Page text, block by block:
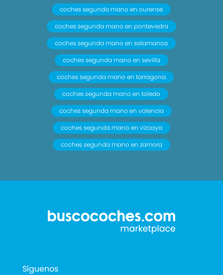
coches segunda mano en ourense
coches segunda mano en pontevedra
coches segunda mano en salamanca
coches segunda mano en sevilla
coches segunda mano en tarragona
coches segunda mano en toledo
coches segunda mano en valencia
coches segunda mano en vizcaya
coches segunda mano en zamora
Síguenos